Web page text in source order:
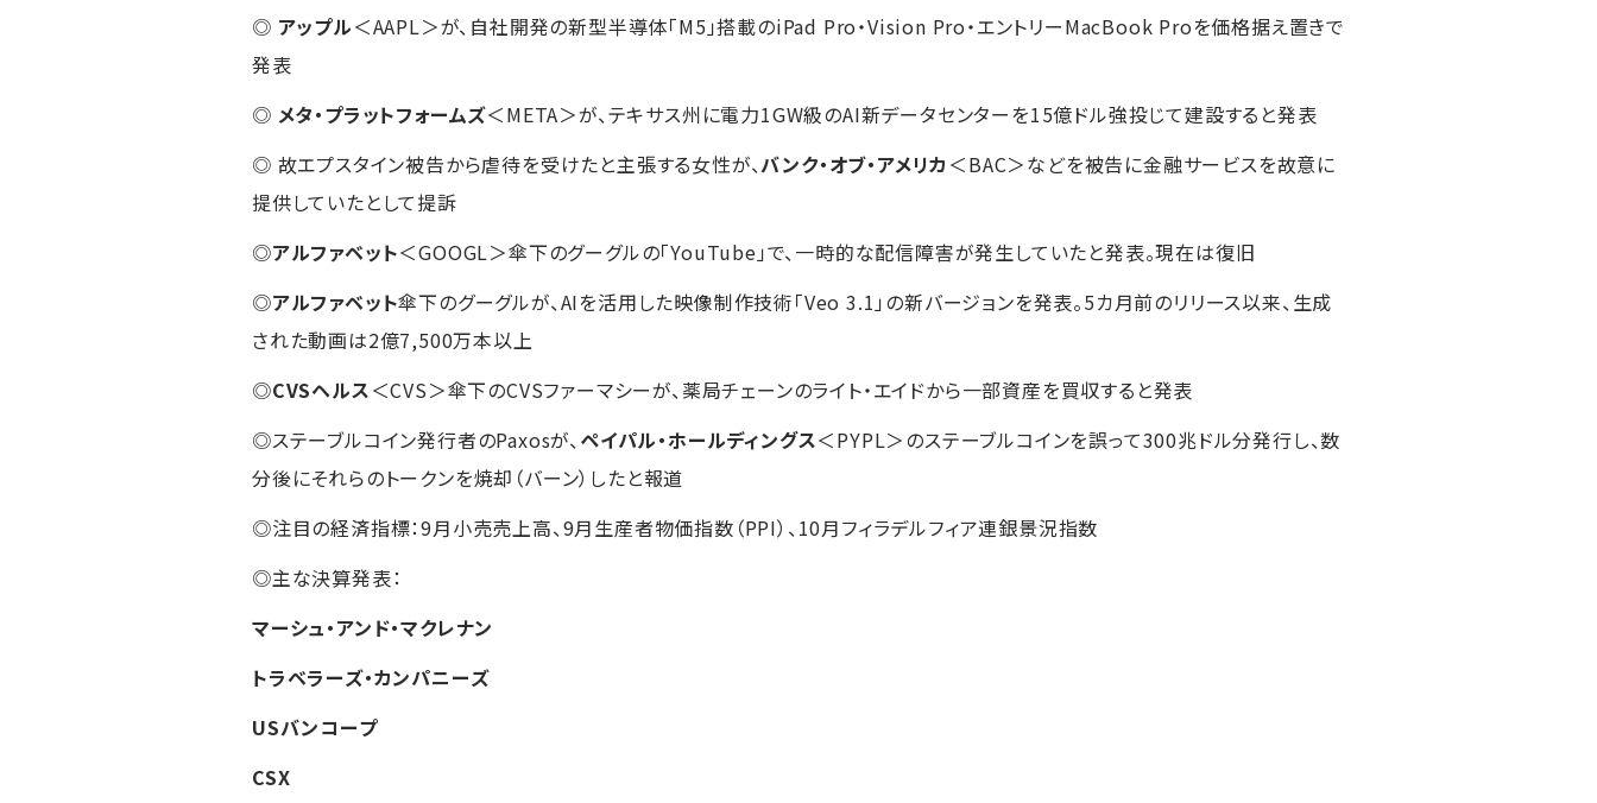
◎ アップル＜AAPL＞が、自社開発の新型半導体「M5」搭載のiPad Pro・Vision Pro・エントリーMacBook Proを価格据え置きで
発表
◎ メタ・プラットフォームズ＜META＞が、テキサス州に電力1GW級のAI新データセンターを15億ドル強投じて建設すると発表
◎ 故エプスタイン被告から虐待を受けたと主張する女性が、バンク・オブ・アメリカ ＜BAC＞などを被告に金融サービスを故意に
提供していたとして提訴
◎アルファベット＜GOOGL＞傘下のグーグルの「YouTube」で、一時的な配信障害が発生していたと発表。現在は復旧
◎アルファベット傘下のグーグルが、AIを活用した映像制作技術「Veo 3.1」の新バージョンを発表。5カ月前のリリース以来、生成
された動画は2億7,500万本以上
◎CVSヘルス＜CVS＞傘下のCVSファーマシーが、薬局チェーンのライト・エイドから一部資産を買収すると発表
◎ステーブルコイン発行者のPaxosが、ペイパル・ホールディングス＜PYPL＞のステーブルコインを誤って300兆ドル分発行し、数
分後にそれらのトークンを焼却（バーン）したと報道
◎注目の経済指標：9月小売売上高、9月生産者物価指数（PPI）、10月フィラデルフィア連銀景況指数
◎主な決算発表：
マーシュ・アンド・マクレナン
トラベラーズ・カンパニーズ
USバンコープ
CSX